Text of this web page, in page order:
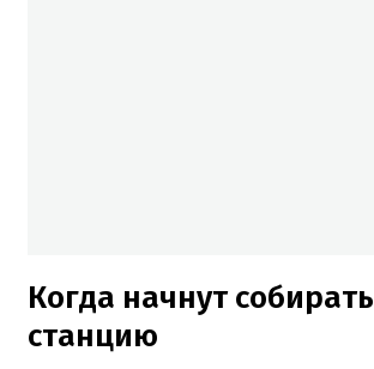
Когда начнут собирать
станцию